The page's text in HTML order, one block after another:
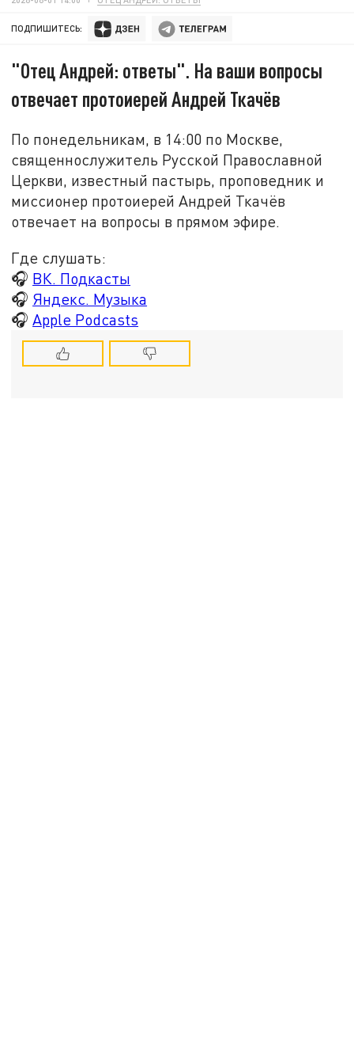
ПОДПИШИТЕСЬ:
"Отец Андрей: ответы". На ваши вопросы
отвечает протоиерей Андрей Ткачёв
По понедельникам, в 14:00 по Москве,
священнослужитель Русской Православной
Церкви, известный пастырь, проповедник и
миссионер протоиерей Андрей Ткачёв
отвечает на вопросы в прямом эфире.
Где слушать:
🎧 ВК. Подкасты
🎧 Яндекс. Музыка
🎧 Apple Podcasts